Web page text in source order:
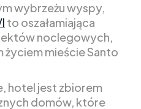
wybrzeżu wyspy,
to oszałamiająca
noclegowych,
mieście Santo
hotel jest zbiorem
domów, które